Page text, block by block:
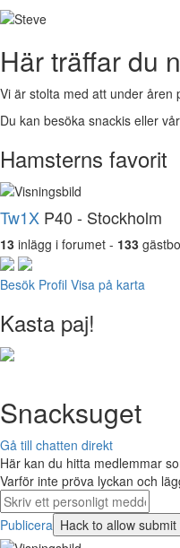
Här träffar du
Vi är stolta med att under åren
Du kan besöka snackis eller
Hamsterns favorit
Tw1X P40 - Stockholm
13 inlägg i forumet - 133
Besök Profil Visa på karta
Kasta paj!
Snacksuget
Gå till chatten direkt
Här kan du hitta medlemmar
Varför inte pröva lyckan och
Publicera